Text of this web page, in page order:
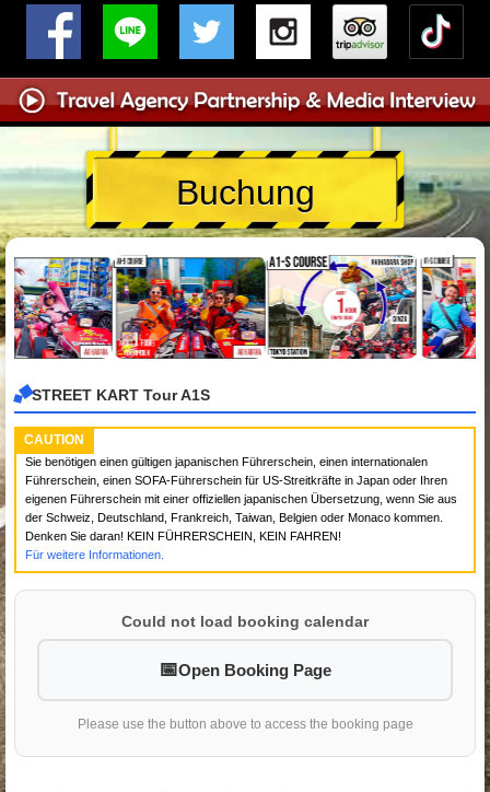
Buchung
STREET KART Tour A1S
CAUTION
Sie benötigen einen gültigen japanischen Führerschein, einen internationalen
Führerschein, einen SOFA-Führerschein für US-Streitkräfte in Japan oder Ihren
eigenen Führerschein mit einer offiziellen japanischen Übersetzung, wenn Sie aus
der Schweiz, Deutschland, Frankreich, Taiwan, Belgien oder Monaco kommen.
Denken Sie daran! KEIN FÜHRERSCHEIN, KEIN FAHREN!
Für weitere Informationen.
Could not load booking calendar
Open Booking Page
Please use the button above to access the booking page